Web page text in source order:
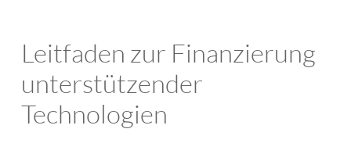
Leitfaden zur Finanzierung
unterstützender
Technologien